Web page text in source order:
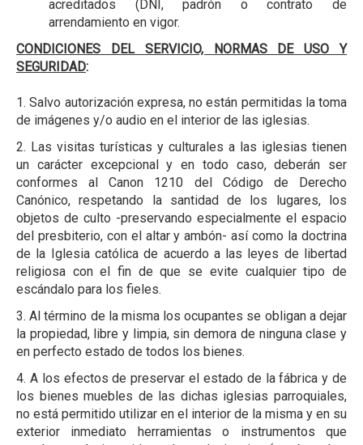
acreditados (DNI, padrón o contrato de
arrendamiento en vigor.
CONDICIONES DEL SERVICIO, NORMAS DE USO Y
SEGURIDAD:
1. Salvo autorización expresa, no están permitidas la toma
de imágenes y/o audio en el interior de las iglesias.
2. Las visitas turísticas y culturales a las iglesias tienen
un carácter excepcional y en todo caso, deberán ser
conformes al Canon 1210 del Código de Derecho
Canónico, respetando la santidad de los lugares, los
objetos de culto -preservando especialmente el espacio
del presbiterio, con el altar y ambón- así como la doctrina
de la Iglesia católica de acuerdo a las leyes de libertad
religiosa con el fin de que se evite cualquier tipo de
escándalo para los fieles.
3. Al término de la misma los ocupantes se obligan a dejar
la propiedad, libre y limpia, sin demora de ninguna clase y
en perfecto estado de todos los bienes.
4. A los efectos de preservar el estado de la fábrica y de
los bienes muebles de las dichas iglesias parroquiales,
no está permitido utilizar en el interior de la misma y en su
exterior inmediato herramientas o instrumentos que